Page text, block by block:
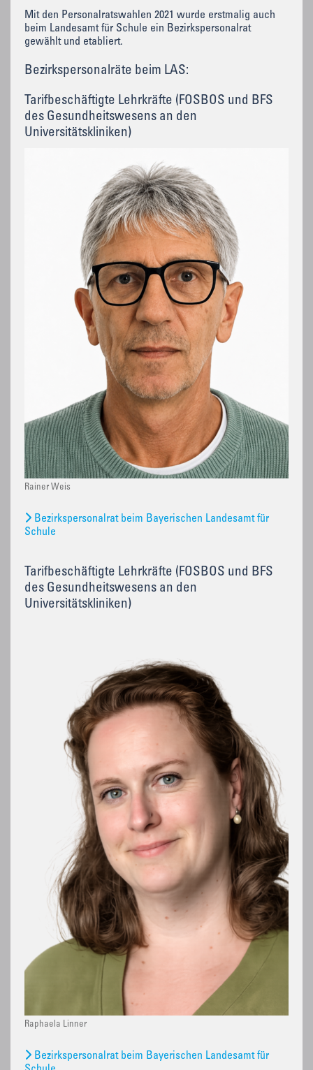
Mit den Personalratswahlen 2021 wurde erstmalig auch
beim Landesamt für Schule ein Bezirkspersonalrat
gewählt und etabliert.
Bezirkspersonalräte beim LAS:
Tarifbeschäftigte Lehrkräfte (FOSBOS und BFS
des Gesundheitswesens an den
Universitätskliniken)
Rainer Weis
Bezirkspersonalrat beim Bayerischen Landesamt für
Schule
Tarifbeschäftigte Lehrkräfte (FOSBOS und BFS
des Gesundheitswesens an den
Universitätskliniken)
Raphaela Linner
Bezirkspersonalrat beim Bayerischen Landesamt für